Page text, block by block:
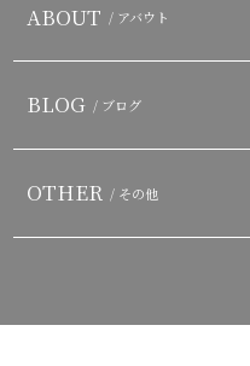
ABOUT / アバウト
BLOG / ブログ
OTHER / その他